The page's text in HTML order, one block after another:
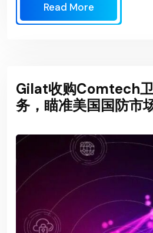
Read More
Gilat收购Comtech
务，瞄准美国国防市